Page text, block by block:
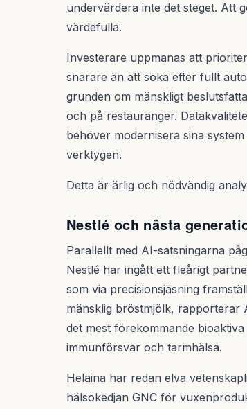
undervärdera inte det steget. Att
värdefulla.
Investerare uppmanas att
snarare än att söka efter fullt
grunden om mänskligt
och på restauranger.
behöver modernisera sina
verktygen.
Detta är ärlig och nödvändig
Nestlé och nästa
Parallellt med AI-satsningarna
Nestlé har ingått ett fleårigt
som via precisionsjäsning
mänsklig bröstmjölk, rapporterar
det mest förekommande
immunförsvar och tarmhälsa.
Helaina har redan elva
hälsokedjan GNC för